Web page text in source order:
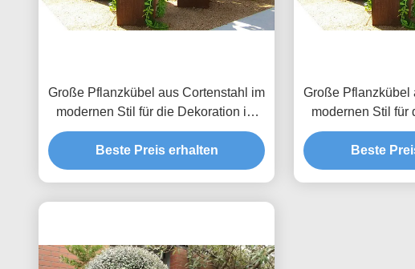
Große Pflanzkübel aus Cortenstahl im
modernen Stil für die Dekoration im
Freien, Höhe 80 cm
Beste Preis erhalten
Große Pflanzkübel
modernen Stil für
Freien,
Beste